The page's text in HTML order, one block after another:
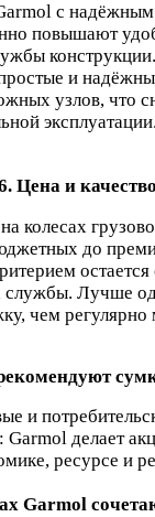
с
повышают
конструкции.
и
узлов, что
эксплуатации.
Цена и качество
колесах
до
службы. Лучше
чем
и
делает
ресурсе и
Garmol